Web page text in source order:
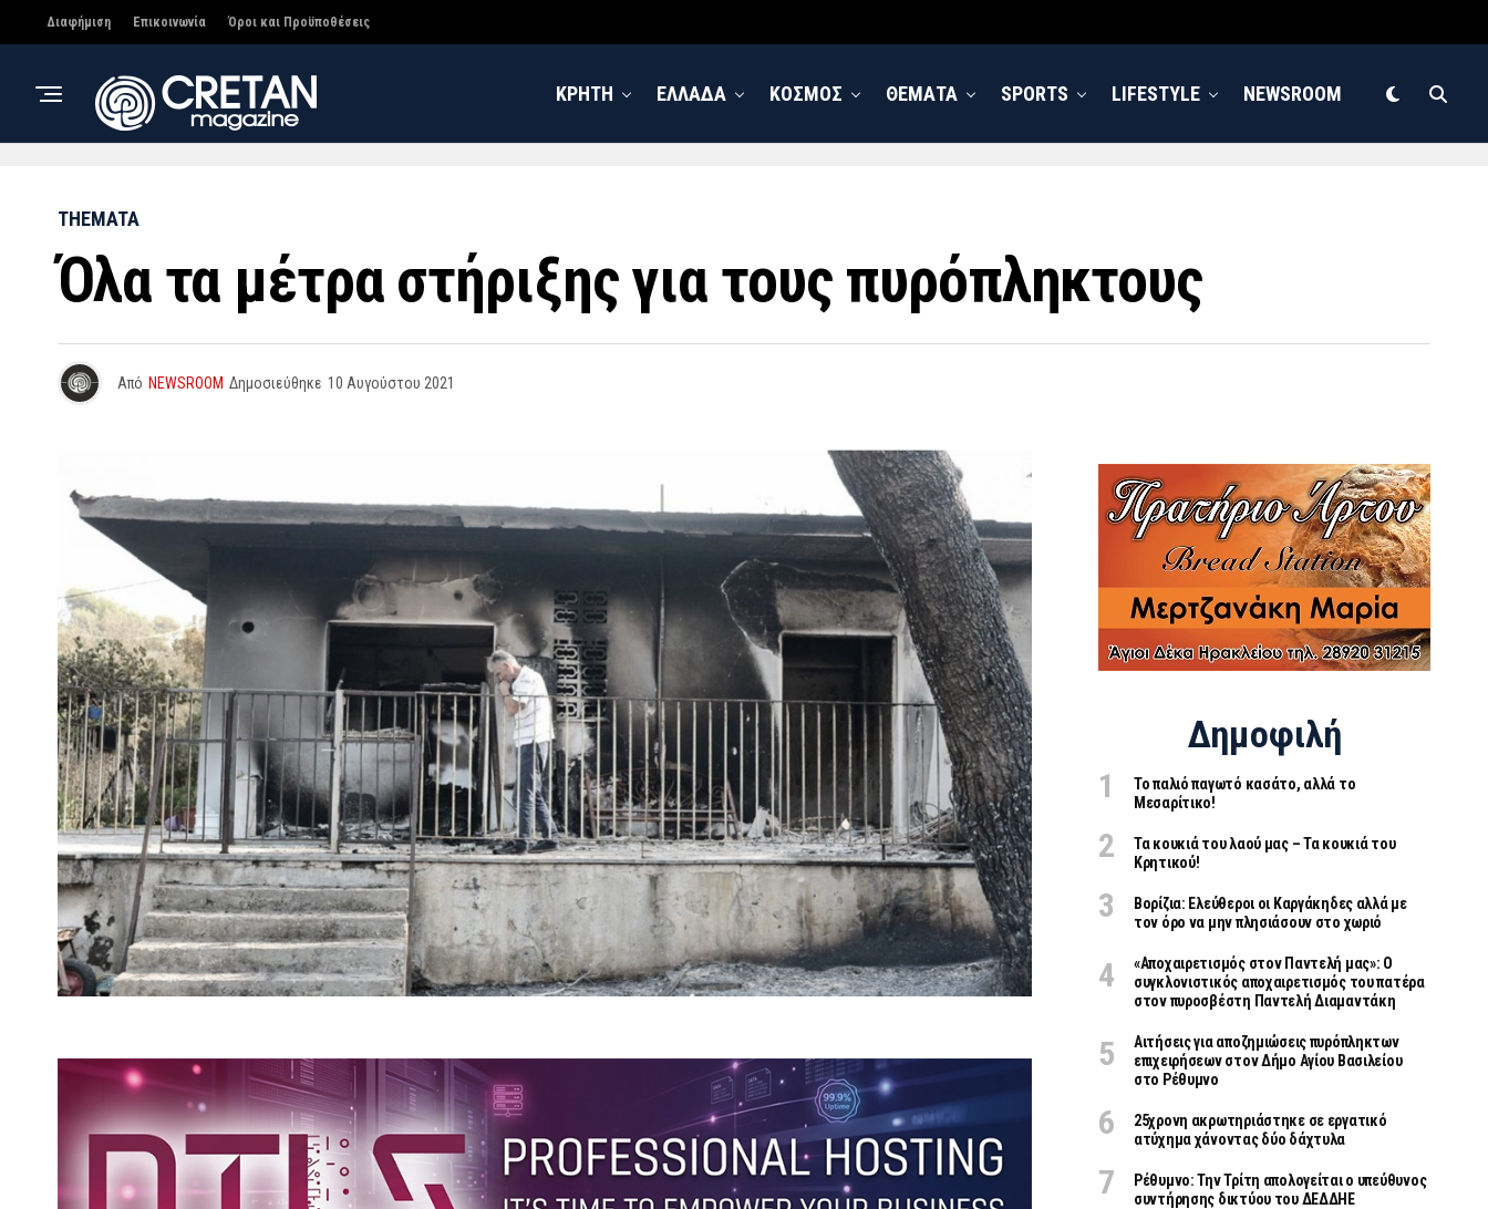
Διαφήμιση Επικοινωνία Όροι και Προϋποθέσεις
ΚΡΗΤΗ ΕΛΛΑΔΑ ΚΟΣΜΟΣ ΘΕΜΑΤΑ SPORTS LIFESTYLE NEWSROOM
THEMATA
Όλα τα μέτρα στήριξης για τους πυρόπληκτους
Από NEWSROOM Δημοσιεύθηκε 10 Αυγούστου 2021
Δημοφιλή
Το παλιό παγωτό κασάτο, αλλά το
Μεσαρίτικο!
Τα κουκιά του λαού μας – Τα κουκιά του
Κρητικού!
Βορίζια: Ελεύθεροι οι Καργάκηδες αλλά με
τον όρο να μην πλησιάσουν στο χωριό
«Aποχαιρετισμός στον Παντελή μας»: Ο
συγκλονιστικός αποχαιρετισμός του πατέρα
στον πυροσβέστη Παντελή Διαμαντάκη
Αιτήσεις για αποζημιώσεις πυρόπληκτων
επιχειρήσεων στον Δήμο Αγίου Βασιλείου
στο Ρέθυμνο
25χρονη ακρωτηριάστηκε σε εργατικό
ατύχημα χάνοντας δύο δάχτυλα
Ρέθυμνο: Την Τρίτη απολογείται ο υπεύθυνος
συντήρησης δικτύου του ΔΕΔΔΗΕ